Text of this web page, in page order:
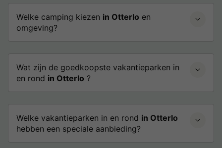
Welke camping kiezen in Otterlo en
omgeving?
Wat zijn de goedkoopste vakantieparken in
en rond in Otterlo ?
Welke vakantieparken in en rond in Otterlo
hebben een speciale aanbieding?